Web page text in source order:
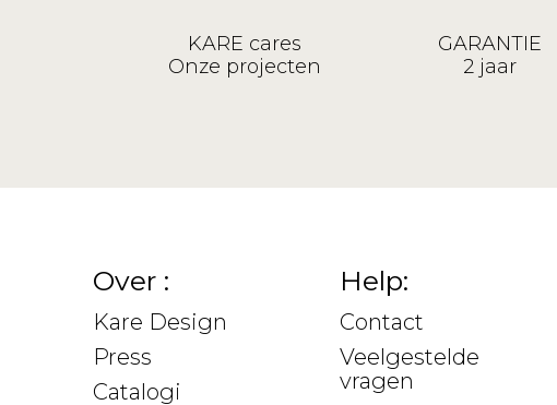
KARE cares
Onze projecten
GARANTIE
2 jaar
Over :
Kare Design
Press
Catalogi
Help:
Contact
Veelgestelde
vragen